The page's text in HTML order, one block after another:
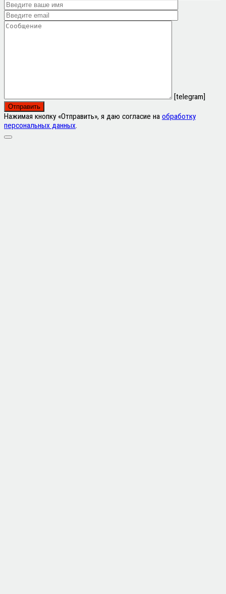
[telegram]
Нажимая кнопку «Отправить», я даю согласие на обработку
персональных данных.